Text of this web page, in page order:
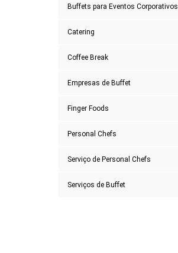
Buffets para Eventos Corporativos
Catering
Coffee Break
Empresas de Buffet
Finger Foods
Personal Chefs
Serviço de Personal Chefs
Serviços de Buffet